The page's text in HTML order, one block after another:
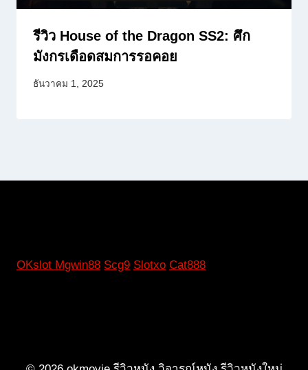
รีวิว House of the Dragon SS2: ศึก
มังกรเดือดสมการรอคอย
ธันวาคม 1, 2025
OKslot Mgwin88 Scg9 Slotxo Cat888